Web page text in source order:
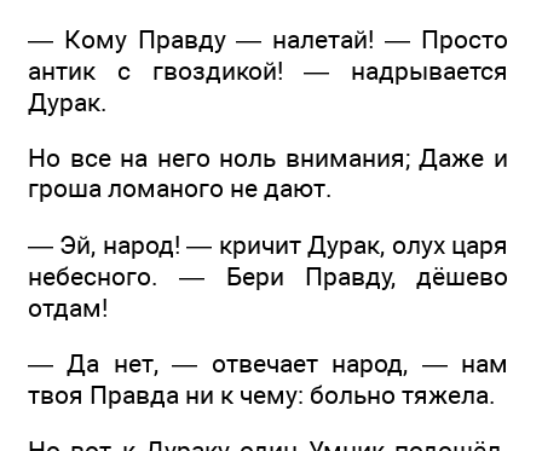
— Кому Правду — налетай! — Просто
антик с гвоздикой! — надрывается
Дурак.
Но все на него ноль внимания; Даже и
гроша ломаного не дают.
— Эй, народ! — кричит Дурак, олух царя
небесного. — Бери Правду, дёшево
отдам!
— Да нет, — отвечает народ, — нам
твоя Правда ни к чему: больно тяжела.